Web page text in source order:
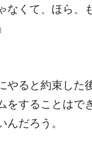
なくて、ほら、
ると約束した
することはで
だろう。